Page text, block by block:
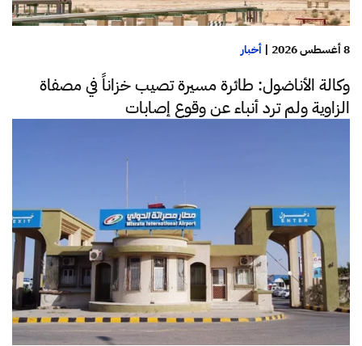
8 أغسطس 2026 | أخبار
وكالة الأناضول: طائرة مسيرة تصيب خزاناً في مصفاة
الزاوية ولم ترد أنباء عن وقوع إصابات